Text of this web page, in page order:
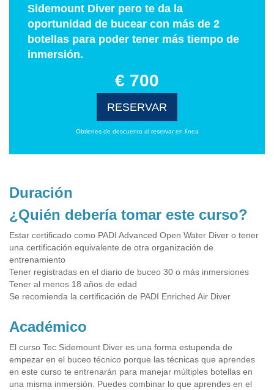
Sidemount Diver pero te da la
oportunidad de bucear con más de 2
botellas para poder tener más tiempo de
inmersión.
€ 700
RESERVAR
Obtienes de descuento al reservar en línea
Duración
¿Quién debería tomar este curso?
Estar certificado como PADI Advanced Open Water Diver o tener
una certificación equivalente de otra organización de
entrenamiento
Tener registradas en el diario de buceo 30 o más inmersiones
Tener al menos 18 años de edad
Se recomienda la certificación de PADI Enriched Air Diver
Académico
El curso Tec Sidemount Diver es una forma estupenda de
empezar en el buceo técnico porque las técnicas que aprendes
en este curso te entrenarán para manejar múltiples botellas en
una misma inmersión. Puedes combinar lo que aprendes en el